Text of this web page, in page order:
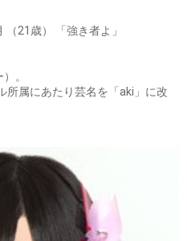
（21歳） 「強き者よ」
。
属にあたり芸名を「aki」に改